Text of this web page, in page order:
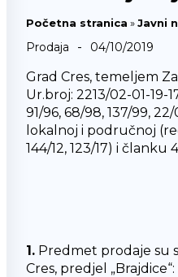
Početna stranica »Javni
Prodaja - 04/10/2019
Grad Cres, temeljem
Ur.broj: 2213/02-01-
91/96, 68/98, 137/99,
lokalnoj i područnoj
144/12, 123/17) i članku
1.Predmet prodaje su
Cres, predjel „Brajdice“: